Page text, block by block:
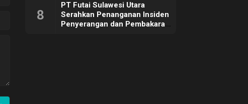
8
PT Futai Sulawesi Utara
Serahkan Penanganan Insiden
Penyerangan dan Pembakaran